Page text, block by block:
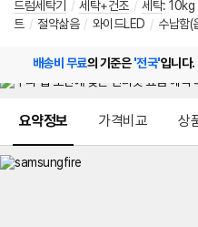
드럼세탁기 / 세탁+건조 / 세탁: 10kg
트 / 절약삶음 / 와이드LED / 수납함(
배송비 무료의 기준은'전국'입니다.
요약정보 가격비교 상